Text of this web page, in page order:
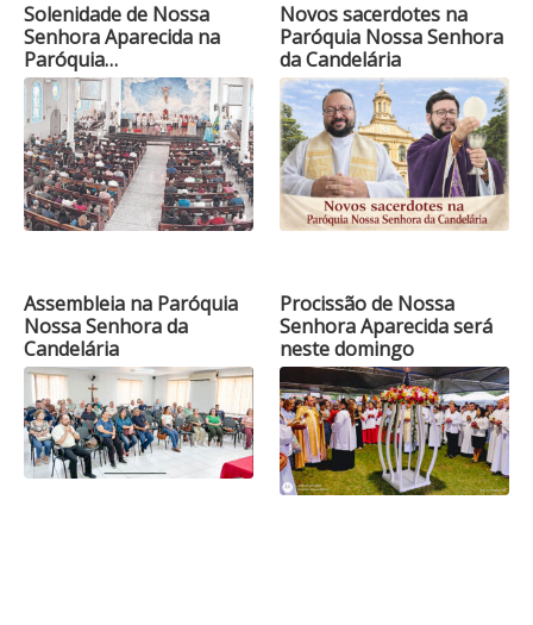
Solenidade de Nossa
Senhora Aparecida na
Paróquia…
Novos sacerdotes na
Paróquia Nossa Senhora
da Candelária
Assembleia na Paróquia
Nossa Senhora da
Candelária
Procissão de Nossa
Senhora Aparecida será
neste domingo